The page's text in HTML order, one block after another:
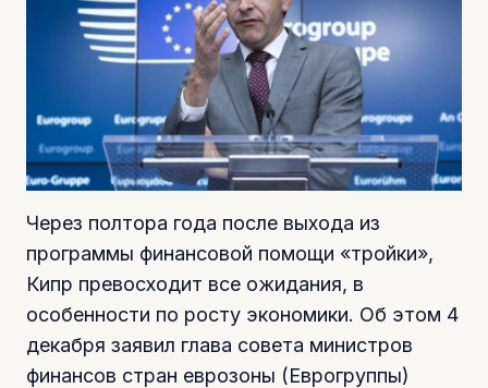
Через полтора года после выхода из
программы финансовой помощи «тройки»,
Кипр превосходит все ожидания, в
особенности по росту экономики. Об этом 4
декабря заявил глава совета министров
финансов стран еврозоны (Еврогруппы)